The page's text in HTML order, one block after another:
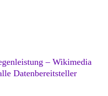
– Wikimedia
Datenbereitsteller